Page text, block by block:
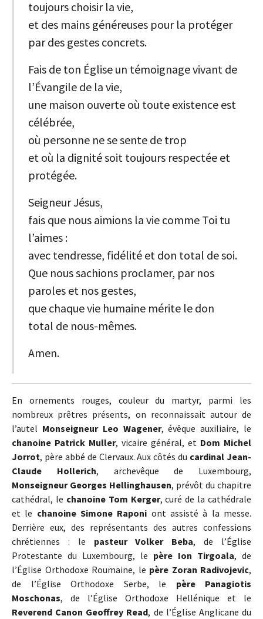
toujours choisir la vie,
et des mains généreuses pour la protéger
par des gestes concrets.
Fais de ton Église un témoignage vivant de
l’Évangile de la vie,
une maison ouverte où toute existence est
célébrée,
où personne ne se sente de trop
et où la dignité soit toujours respectée et
protégée.
Seigneur Jésus,
fais que nous aimions la vie comme Toi tu
l’aimes :
avec tendresse, fidélité et don total de soi.
Que nous sachions proclamer, par nos
paroles et nos gestes,
que chaque vie humaine mérite le don
total de nous-mêmes.
Amen.
En ornements rouges, couleur du martyr, parmi les
nombreux prêtres présents, on reconnaissait autour de
l’autel Monseigneur Leo Wagener, évêque auxiliaire, le
chanoine Patrick Muller, vicaire général, et Dom Michel
Jorrot, père abbé de Clervaux. Aux côtés du cardinal Jean-
Claude Hollerich, archevêque de Luxembourg,
Monseigneur Georges Hellinghausen, prévôt du chapitre
cathédral, le chanoine Tom Kerger, curé de la cathédrale
et le chanoine Simone Raponi ont assisté à la messe.
Derrière eux, des représentants des autres confessions
chrétiennes : le pasteur Volker Beba, de l’Église
Protestante du Luxembourg, le père Ion Tirgoala, de
l’Église Orthodoxe Roumaine, le père Zoran Radivojevic,
de l’Église Orthodoxe Serbe, le père Panagiotis
Moschonas, de l’Église Orthodoxe Hellénique et le
Reverend Canon Geoffrey Read, de l’Église Anglicane du